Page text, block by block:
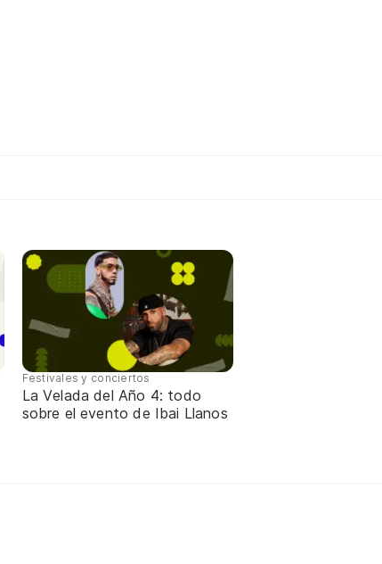
Festivales y conciertos
La Velada del Año 4: todo
sobre el evento de Ibai Llanos